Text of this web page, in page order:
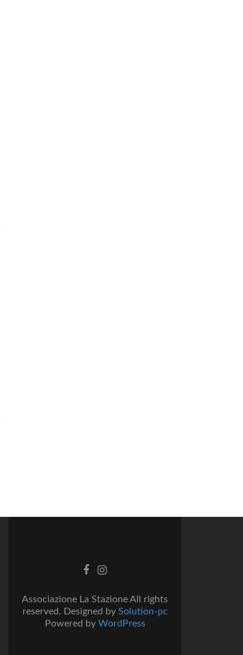
Facebook
Instagram
Associazione La Stazione All rights
reserved. Designed by Solution-pc
Powered by WordPress